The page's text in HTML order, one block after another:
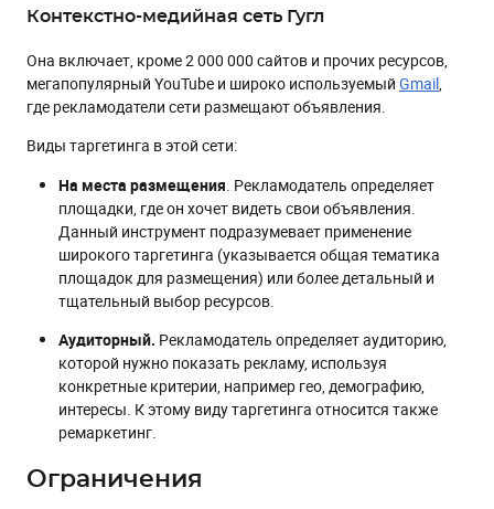
Контекстно-медийная сеть Гугл
Она включает, кроме 2 000 000 сайтов и прочих ресурсов,
мегапопулярный YouTube и широко используемый Gmail
где рекламодатели сети размещают объявления.
Виды таргетинга в этой сети:
На места размещения . Рекламодатель определяет
площадки, где он хочет видеть свои объявления.
Данный инструмент подразумевает применение
широкого таргетинга (указывается общая тематика
площадок для размещения) или более детальный и
тщательный выбор ресурсов.
Аудиторный. Рекламодатель определяет аудиторию,
которой нужно показать рекламу, используя
конкретные критерии, например гео, демографию,
интересы. К этому виду таргетинга относится также
ремаркетинг.
Ограничения